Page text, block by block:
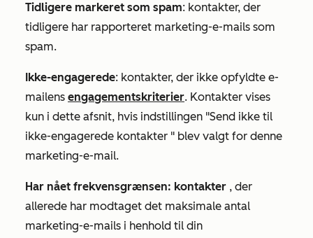
Tidligere markeret som spam: kontakter, der
tidligere har rapporteret marketing-e-mails som
spam.
Ikke-engagerede: kontakter, der ikke opfyldte e-
mailens engagementskriterier. Kontakter vises
kun i dette afsnit, hvis indstillingen "Send ikke til
ikke-engagerede kontakter " blev valgt for denne
marketing-e-mail.
Har nået frekvensgrænsen: kontakter , der
allerede har modtaget det maksimale antal
marketing-e-mails i henhold til din